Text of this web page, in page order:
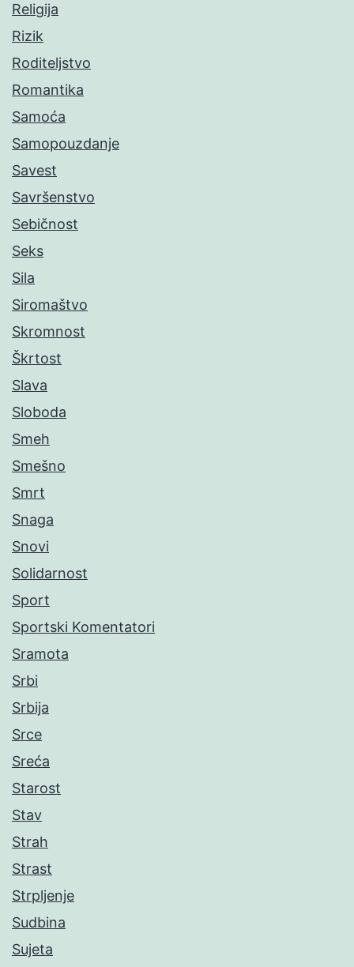
Religija
Rizik
Roditeljstvo
Romantika
Samoća
Samopouzdanje
Savest
Savršenstvo
Sebičnost
Seks
Sila
Siromaštvo
Skromnost
Škrtost
Slava
Sloboda
Smeh
Smešno
Smrt
Snaga
Snovi
Solidarnost
Sport
Sportski Komentatori
Sramota
Srbi
Srbija
Srce
Sreća
Starost
Stav
Strah
Strast
Strpljenje
Sudbina
Sujeta